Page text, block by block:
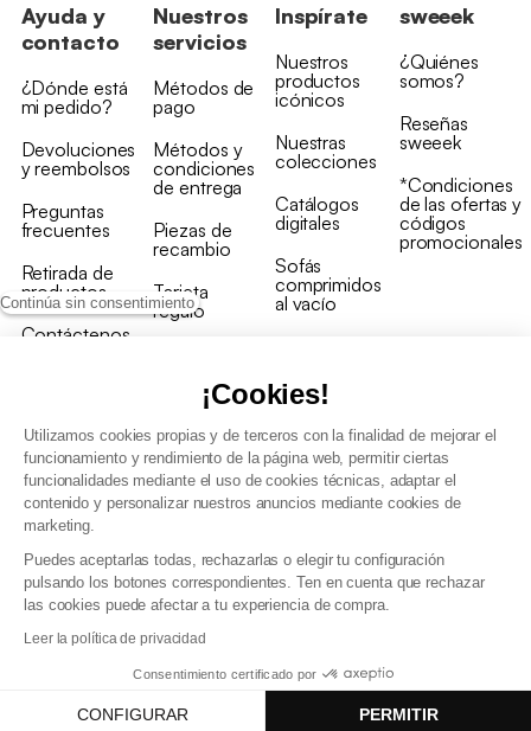
Continúa sin consentimiento
¡Cookies!
Utilizamos cookies propias y de terceros con la finalidad de mejorar el
funcionamiento y rendimiento de la página web, permitir ciertas
funcionalidades mediante el uso de cookies técnicas, adaptar el
contenido y personalizar nuestros anuncios mediante cookies de
marketing.
Puedes aceptarlas todas, rechazarlas o elegir tu configuración
pulsando los botones correspondientes. Ten en cuenta que rechazar
las cookies puede afectar a tu experiencia de compra.
Leer la política de privacidad
Consentimiento certificado por
CONFIGURAR PERMITIR
Ayuda y
contacto
¿Dónde está
mi pedido?
Devoluciones
y reembolsos
Preguntas
frecuentes
Retirada de
productos
Contáctenos
Nuestros
servicios
Métodos de
pago
Métodos y
condiciones
de entrega
Piezas de
recambio
Tarjeta
regalo
Inspírate
Nuestros
productos
icónicos
Nuestras
colecciones
Catálogos
digitales
Sofás
comprimidos
al vacío
sweeek
¿Quiénes
somos?
Reseñas
sweeek
*Condiciones
de las ofertas y
códigos
promocionales
Política de gestión de datos personales y cookies
Condiciones generales de Venta Profesional
Declaración de accesibilidad